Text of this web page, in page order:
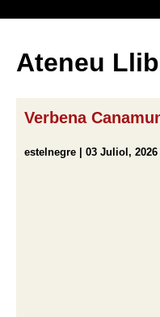
Ateneu
Verbena
estelnegre | 03 Juliol, 2026